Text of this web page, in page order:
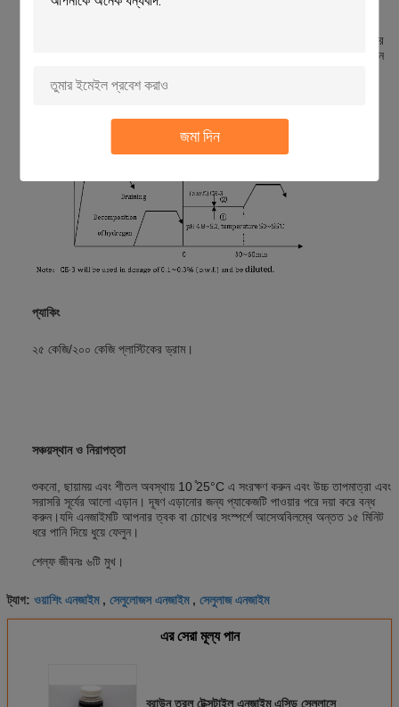
জমা দিন
এবং লাইন তীক্ষ্ণতা অর্জনের জন্য তুলা, লিনেন, মিশ্রিত ফ্যাব্রিকের বায়োপোলিশিং চিকিত্সার
জন্য ব্যবহার করা যেতে পারে,যা বিশেষভাবে জিন্ম কাপড় এবং পোশাক ধোয়ার জন্য ডিজাইন
প্যাকিং
২৫ কেজি/২০০ কেজি প্লাস্টিকের ড্রাম।
সঞ্চয়স্থান ও নিরাপত্তা
শুকনো, ছায়াময় এবং শীতল অবস্থায় 10 ̊25°C এ সংরক্ষণ করুন এবং উচ্চ তাপমাত্রা এবং
সরাসরি সূর্যের আলো এড়ান। দূষণ এড়ানোর জন্য প্যাকেজটি পাওয়ার পরে দয়া করে বন্ধ
করুন।যদি এনজাইমটি আপনার ত্বক বা চোখের সংস্পর্শে আসেঅবিলম্বে অন্তত ১৫ মিনিট
ধরে পানি দিয়ে ধুয়ে ফেলুন।
শেল্ফ জীবনঃ ৬টি মুখ।
ট্যাগ: ওয়াশিং এনজাইম, সেলুলোজস এনজাইম, সেলুলাজ এনজাইম
এর সেরা মূল্য পান
ব্রাউন তরল টেক্সটাইল এনজাইম এসিড সেলুলাসে